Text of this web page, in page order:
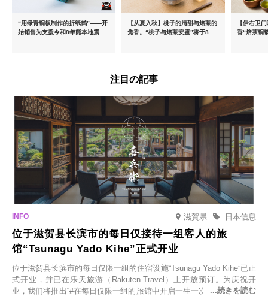
“用绿青铜板制作的折纸鹤”——开
始销售为支援令和8年熊本地震而
【从夏入秋】桃子的清甜与焙茶的
焦香。“桃子与焙茶安蜜”将于8月
【伊右卫
香“焙茶铜
注目の記事
滋賀県 日本信息
位于滋贺县长滨市的每日仅接待一组客人的旅
馆“Tsunagu Yado Kihe”正式开业
位于滋贺县长滨市的每日仅限一组的住宿设施“Tsunagu Yado Kihe”已正
式开业，并已在乐天旅游（Rakuten Travel）上开放预订。为庆祝开
业，我们将推出“#在每日仅限一组的旅馆中开启一生一次的回忆之旅”活